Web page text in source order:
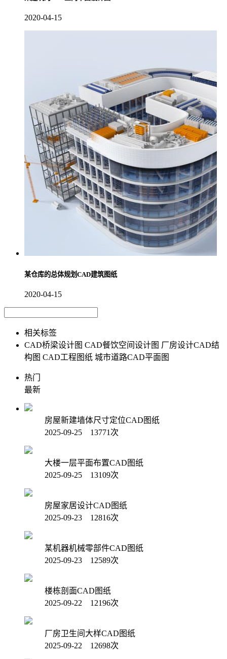
2020-04-15
某仓库的总体规划CAD建筑图纸
2020-04-15
相关标签
CAD桥梁设计图 CAD餐饮空间设计图 厂房设计CAD结
构图 CAD工程图纸 城市道路CAD平面图
热门
最新
房屋新建墙体尺寸定位CAD图纸
2025-09-25 13771次
大楼一层平面布置CAD图纸
2025-09-25 13109次
房屋家居设计CAD图纸
2025-09-23 12816次
某机器机械零部件CAD图纸
2025-09-23 12589次
楼栋剖面CAD图纸
2025-09-22 12196次
厂房卫生间大样CAD图纸
2025-09-22 12698次